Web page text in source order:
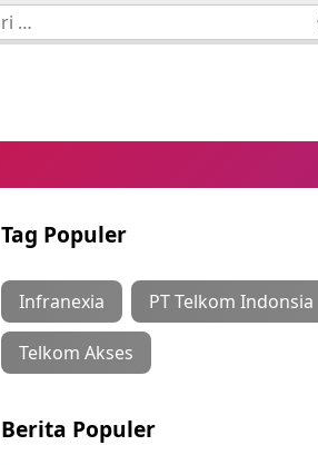
Tag Populer
Infranexia PT Telkom Indonsia
Telkom Akses
Berita Populer